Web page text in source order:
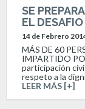
SE
EL
14 de Febrero
MÁS DE 60
IMPARTIDO
participación
respeto a la
LEER MÁS [+]